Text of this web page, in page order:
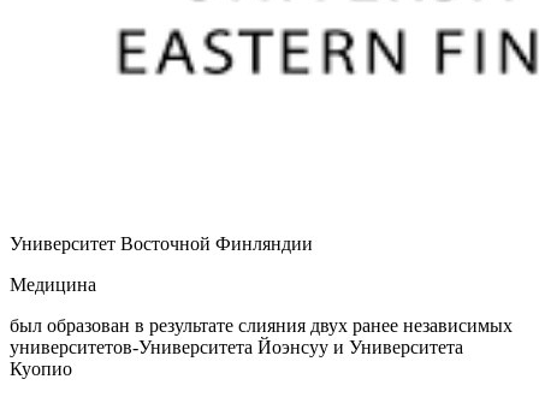
Университет Восточной Финляндии
Медицина
был образован в результате слияния двух ранее независимых
университетов-Университета Йоэнсуу и Университета
Куопио